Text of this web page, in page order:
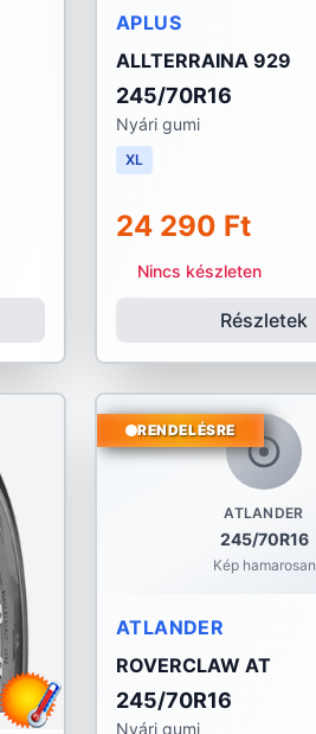
APLUS
ALLTERRAINA 929
245/70R16
Nyári gumi
XL
24 290 Ft
Nincs készleten
Részletek
ATLANDER
245/70R16
Kép hamarosan
RENDELÉSRE
ATLANDER
ROVERCLAW AT
245/70R16
Nyári gumi